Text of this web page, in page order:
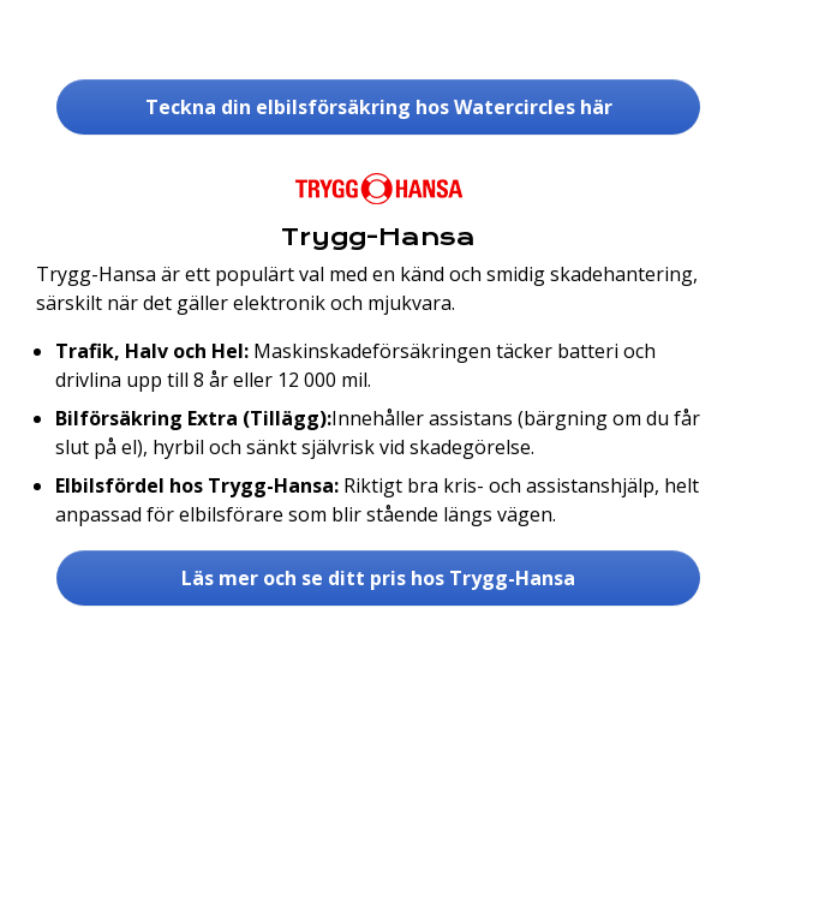
Teckna din elbilsförsäkring hos Watercircles här
Trygg-Hansa
Trygg-Hansa är ett populärt val med en känd och smidig skadehantering,
särskilt när det gäller elektronik och mjukvara.
Trafik, Halv och Hel: Maskinskadeförsäkringen täcker batteri och
drivlina upp till 8 år eller 12 000 mil.
Bilförsäkring Extra (Tillägg):Innehåller assistans (bärgning om du får
slut på el), hyrbil och sänkt självrisk vid skadegörelse.
Elbilsfördel hos Trygg-Hansa: Riktigt bra kris- och assistanshjälp, helt
anpassad för elbilsförare som blir stående längs vägen.
Läs mer och se ditt pris hos Trygg-Hansa